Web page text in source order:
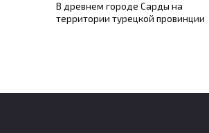
В древнем городе Сарды на
территории турецкой провинции